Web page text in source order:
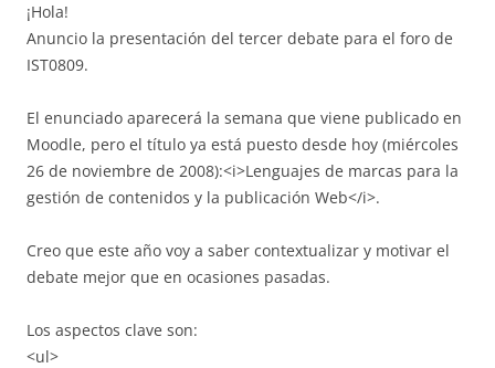
¡Hola!
Anuncio la presentación del tercer debate para el foro de
IST0809.
El enunciado aparecerá la semana que viene publicado en
Moodle, pero el título ya está puesto desde hoy (miércoles
26 de noviembre de 2008):<i>Lenguajes de marcas para la
gestión de contenidos y la publicación Web</i>.
Creo que este año voy a saber contextualizar y motivar el
debate mejor que en ocasiones pasadas.
Los aspectos clave son:
<ul>